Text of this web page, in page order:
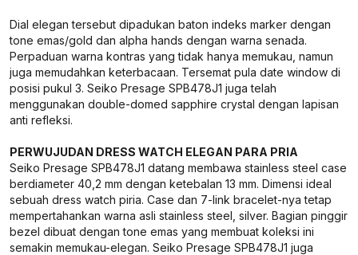
Dial elegan tersebut dipadukan baton indeks marker dengan
tone emas/gold dan alpha hands dengan warna senada.
Perpaduan warna kontras yang tidak hanya memukau, namun
juga memudahkan keterbacaan. Tersemat pula date window di
posisi pukul 3. Seiko Presage SPB478J1 juga telah
menggunakan double-domed sapphire crystal dengan lapisan
anti refleksi.
PERWUJUDAN DRESS WATCH ELEGAN PARA PRIA
Seiko Presage SPB478J1 datang membawa stainless steel case
berdiameter 40,2 mm dengan ketebalan 13 mm. Dimensi ideal
sebuah dress watch piria. Case dan 7-link bracelet-nya tetap
mempertahankan warna asli stainless steel, silver. Bagian pinggir
bezel dibuat dengan tone emas yang membuat koleksi ini
semakin memukau-elegan. Seiko Presage SPB478J1 juga